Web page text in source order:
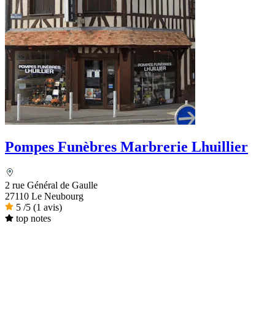
Pompes Funèbres Marbrerie Lhuillier
2 rue Général de Gaulle
27110 Le Neubourg
5 /5 (1 avis)
top notes